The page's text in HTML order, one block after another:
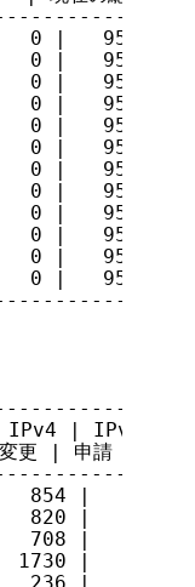
|
0 |
0 |
0 |
0 |
0 |
|
0 |
0 |
|
|
0 |
| IPv4 審議
| 申請 承認 |
|   854 |
|   820 |
|   708 |
|  1730 |